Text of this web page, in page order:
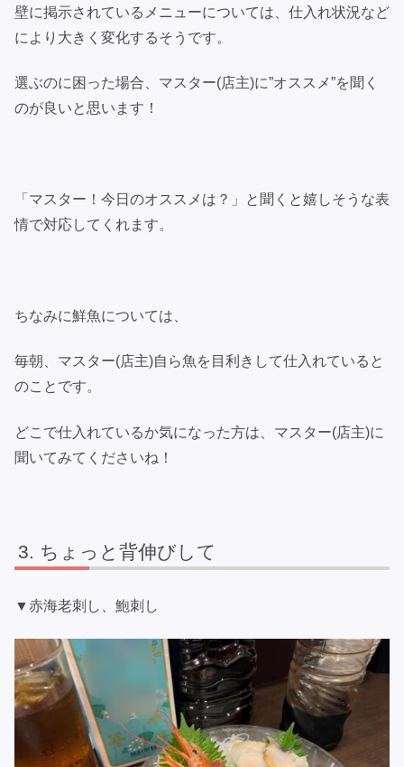
壁に掲示されているメニューについては、仕入れ状況など
により大きく変化するそうです。
選ぶのに困った場合、マスター(店主)に”オススメ”を聞く
のが良いと思います！
「マスター！今日のオススメは？」と聞くと嬉しそうな表
情で対応してくれます。
ちなみに鮮魚については、
毎朝、マスター(店主)自ら魚を目利きして仕入れていると
のことです。
どこで仕入れているか気になった方は、マスター(店主)に
聞いてみてくださいね！
ちょっと背伸びして
▼赤海老刺し、鮑刺し